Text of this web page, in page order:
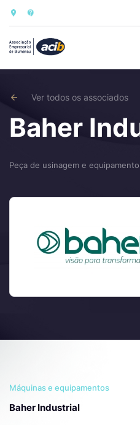
Ver todos os associados
Baher
Peça de usinagem e
Máquinas e equipamentos
Baher Industrial